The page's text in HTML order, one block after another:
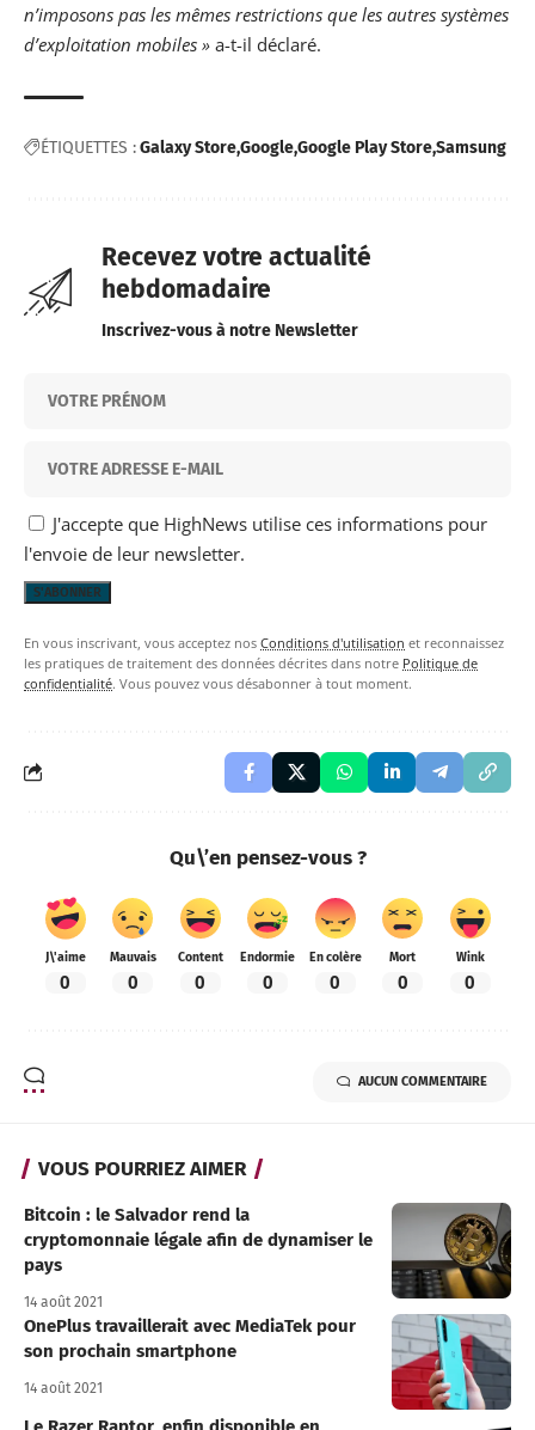
n’imposons pas les mêmes restrictions que les autres systèmes
d’exploitation mobiles » a-t-il déclaré.
ÉTIQUETTES :Galaxy StoreGoogleGoogle Play StoreSamsung
Recevez votre actualité
hebdomadaire
Inscrivez-vous à notre Newsletter
J'accepte que HighNews utilise ces informations pour
l'envoie de leur newsletter.
En vous inscrivant, vous acceptez nos Conditions d'utilisation et reconnaissez
les pratiques de traitement des données décrites dans notre Politique de
confidentialité. Vous pouvez vous désabonner à tout moment.
Qu\’en pensez-vous ?
J\'aime
0
Mauvais
0
Content
0
Endormie
0
En colère
0
Mort
0
Wink
0
AUCUN COMMENTAIRE
VOUS POURRIEZ AIMER
Bitcoin : le Salvador rend la
cryptomonnaie légale afin de dynamiser le
pays
14 août 2021
OnePlus travaillerait avec MediaTek pour
son prochain smartphone
14 août 2021